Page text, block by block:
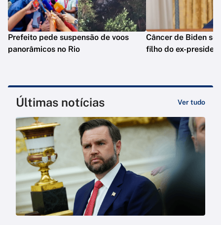
Prefeito pede suspensão de voos
panorâmicos no Rio
Câncer de Biden se
filho do ex-
Últimas notícias Ver tudo